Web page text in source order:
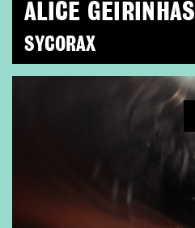
ALICE GEIRINHAS
SYCORAX